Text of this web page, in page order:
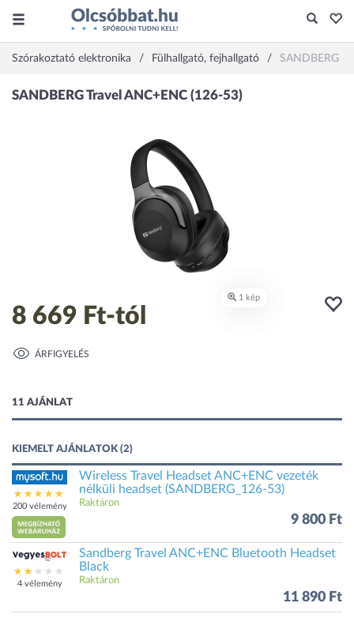
Szórakoztató elektronika Fülhallgató, fejhallgató SANDBERG
8 669 Ft-tól
ÁRFIGYELÉS
11 AJÁNLAT
KIEMELT AJÁNLATOK (2)
200 vélemény
Wireless Travel Headset ANC+ENC vezeték
nélküli headset (SANDBERG_126-53)
Raktáron
9 800 Ft
4 vélemény
Sandberg Travel ANC+ENC Bluetooth Headset
Black
Raktáron
11 890 Ft